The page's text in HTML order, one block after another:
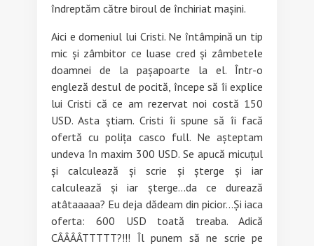
îndreptăm către biroul de închiriat mașini.
Aici e domeniul lui Cristi. Ne întâmpină un tip
mic și zâmbitor ce luase cred și zâmbetele
doamnei de la pașapoarte la el. Într-o
engleză destul de pocită, începe să îi explice
lui Cristi că ce am rezervat noi costă 150
USD. Asta știam. Cristi îi spune să îi facă
ofertă cu polița casco full. Ne așteptam
undeva în maxim 300 USD. Se apucă micuțul
și calculează și scrie și șterge și iar
calculează și iar șterge…da ce durează
atâtaaaaa? Eu deja dădeam din picior…Și iaca
oferta: 600 USD toată treaba. Adică
CÂÂÂÂTTTTT?!!! Îl punem să ne scrie pe